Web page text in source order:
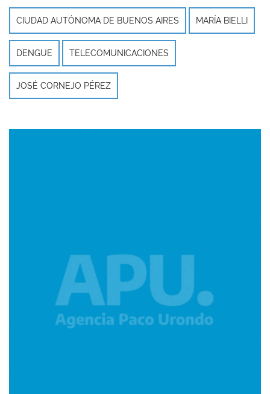
CIUDAD AUTÓNOMA DE BUENOS AIRES MARÍA BIELLI
DENGUE TELECOMUNICACIONES
JOSÉ CORNEJO PÉREZ